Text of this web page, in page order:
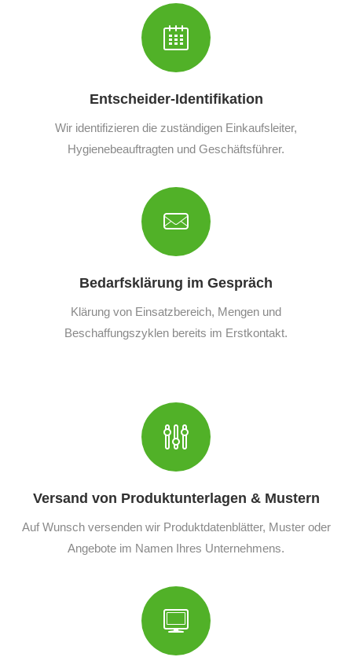
Entscheider-Identifikation
Wir identifizieren die zuständigen Einkaufsleiter,
Hygienebeauftragten und Geschäftsführer.
Bedarfsklärung im Gespräch
Klärung von Einsatzbereich, Mengen und
Beschaffungszyklen bereits im Erstkontakt.
Versand von Produktunterlagen & Mustern
Auf Wunsch versenden wir Produktdatenblätter, Muster oder
Angebote im Namen Ihres Unternehmens.